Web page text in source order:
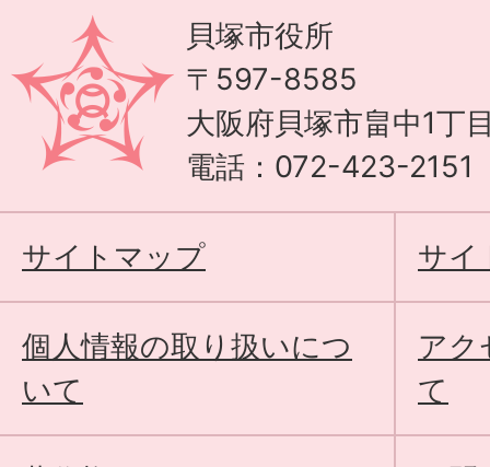
貝塚市役所
〒597-8585
大阪府貝塚市畠中1丁
電話：072-423-2151
サイトマップ サイ
個人情報の取り扱いにつ
いて
アク
て